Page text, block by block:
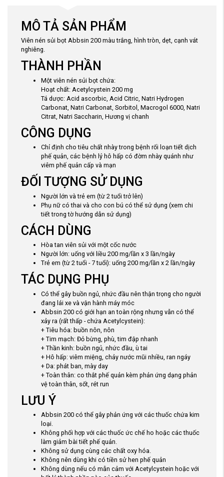
MÔ TẢ SẢN PHẨM
Viên nén sủi bọt Abbsin 200 màu trắng, hình tròn, dẹt, cạnh vát
nghiêng.
THÀNH PHẦN
Một viên nén sủi bọt chứa:
Hoạt chất: Acetylcystein 200 mg
Tá dược: Acid ascorbic, Acid Citric, Natri Hydrogen
Carbonat, Natri Carbonat, Sorbitol, Macrogol 6000, Natri
Citrat, Natri Saccharin, Hương vị chanh
CÔNG DỤNG
Chỉ định cho tiêu chất nhày trong bệnh rối loạn tiết dịch
phế quản, các bệnh lý hô hấp có đờm nhày quánh như
viêm phế quản cấp và mạn
ĐỐI TƯỢNG SỬ DỤNG
Người lớn và trẻ em (từ 2 tuổi trở lên)
Phụ nữ có thai và cho con bú có thể sử dụng (xem chi
tiết trong tờ hướng dẫn sử dụng)
CÁCH DÙNG
Hòa tan viên sủi với một cốc nước
Người lớn: uống với liều 200 mg/lần x 3 lần/ngày
Trẻ em (từ 2 tuổi - 7 tuổi): uống 200 mg/lần x 2 lần/ngày
TÁC DỤNG PHỤ
Có thể gây buồn ngủ, nhức đầu nên thận trọng cho người
đang lái xe và vận hành máy móc
Abbsin 200 có giới hạn an toàn rộng nhưng vẫn có thể
xảy ra (rất thấp - chứa Acetylcystein):
+ Tiêu hóa: buồn nôn, nôn
+ Tim mạch: Đỏ bừng, phù, tim đập nhanh
+ Thần kinh: buồn ngủ, nhức đầu, ù tai
+ Hô hấp: viêm miệng, chảy nước mũi nhiều, ran ngáy
+ Da: phát ban, mày day
+ Toàn thân: co thắt phế quản kèm phản ứng dạng phản
vệ toàn thân, sốt, rét run
LƯU Ý
Abbsin 200 có thể gây phản ứng với các thuốc chứa kim
loại.
Không phối hợp với các thuốc ức chế ho hoặc các thuốc
làm giảm bài tiết phế quản.
Không sử dụng cùng các chất oxy hóa.
Không nên dùng khi có tiền sử hen phế quản
Không dùng nếu có mẫn cảm với Acetylcystein hoặc với